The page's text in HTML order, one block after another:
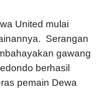
United mulai
Serangan
gawang
berhasil
pemain Dewa